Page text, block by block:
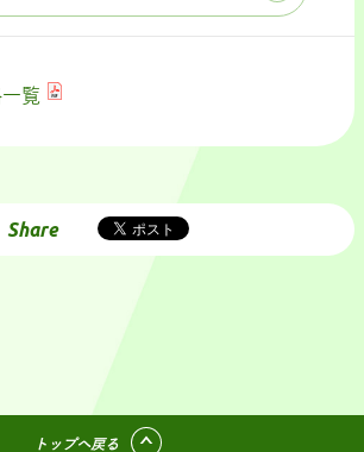
覧
Share
トップへ戻る